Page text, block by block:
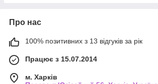
Про нас
100% позитивних з 13 відгуків за рік
Працює з 15.07.2014
м. Харків